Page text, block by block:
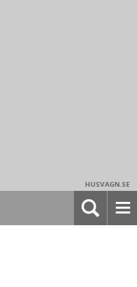
HUSVAGN.SE